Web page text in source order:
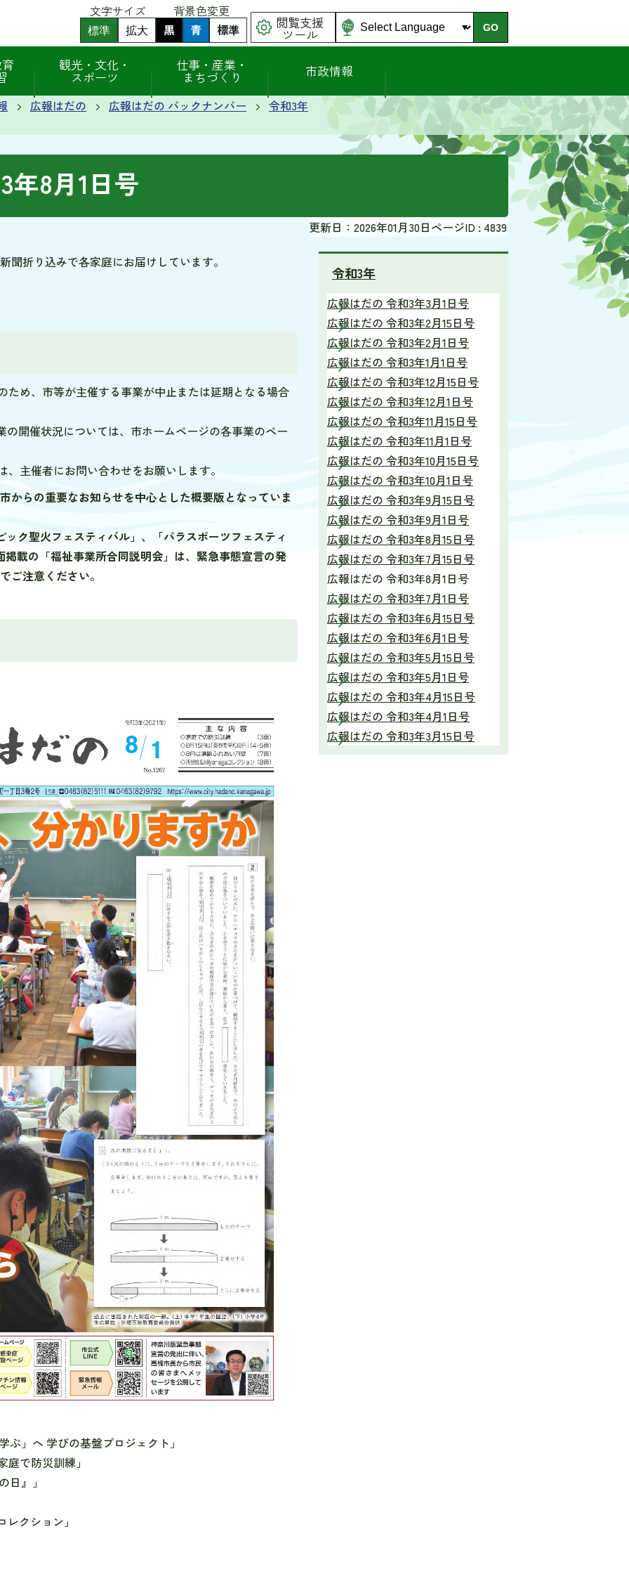
文字サイズ
標準
初
期
態
）
拡大
態
）
背景色変更
黒
景
色
を
黒
色
に
す
青
景
色
を
青
色
に
す
標準
景
色
を
戻
す
閲覧支援
ツール GO
観光・文化・
スポーツ
仕事・産業・
まちづくり 市政情報
広報はだの 広報はだの バックナンバー 令和3年
年8月1日号
更新日：2026年01月30日ページID : 4839
聞折り込みで各家庭にお届けしています。
ため、市等が主催する事業が中止または延期となる場合
の開催状況については、市ホームページの各事業のペー
主催者にお問い合わせをお願いします。
からの重要なお知らせを中心とした概要版となっていま
ク聖火フェスティバル」、「パラスポーツフェスティ
載の「福祉事業所合同説明会」は、緊急事態宣言の発
ご注意ください。
ぶ」へ 学びの基盤プロジェクト」
で防災訓練」
日』」
クション」
令和3年
広報はだの 令和3年3月1日号
広報はだの 令和3年2月15日号
広報はだの 令和3年2月1日号
広報はだの 令和3年1月1日号
広報はだの 令和3年12月15日号
広報はだの 令和3年12月1日号
広報はだの 令和3年11月15日号
広報はだの 令和3年11月1日号
広報はだの 令和3年10月15日号
広報はだの 令和3年10月1日号
広報はだの 令和3年9月15日号
広報はだの 令和3年9月1日号
広報はだの 令和3年8月15日号
広報はだの 令和3年7月15日号
広報はだの 令和3年8月1日号
広報はだの 令和3年7月1日号
広報はだの 令和3年6月15日号
広報はだの 令和3年6月1日号
広報はだの 令和3年5月15日号
広報はだの 令和3年5月1日号
広報はだの 令和3年4月15日号
広報はだの 令和3年4月1日号
広報はだの 令和3年3月15日号